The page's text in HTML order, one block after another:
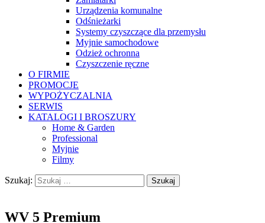
Urządzenia komunalne
Odśnieżarki
Systemy czyszczące dla przemysłu
Myjnie samochodowe
Odzież ochronna
Czyszczenie ręczne
O FIRMIE
PROMOCJE
WYPOŻYCZALNIA
SERWIS
KATALOGI I BROSZURY
Home & Garden
Professional
Myjnie
Filmy
Szukaj:
WV 5 Premium